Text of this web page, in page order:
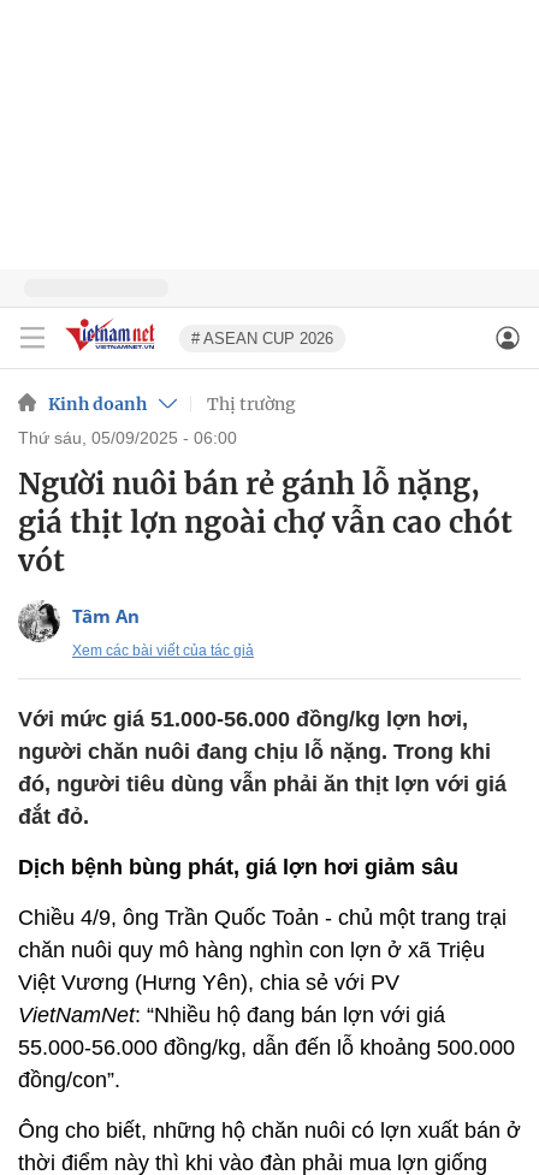
# ASEAN CUP 2026
Kinh doanh Thị trường
thứ sáu, 05/09/2025 - 06:00
Người nuôi bán rẻ gánh lỗ nặng,
giá thịt lợn ngoài chợ vẫn cao chót
vót
Tâm An
Xem các bài viết của tác giả
Với mức giá 51.000-56.000 đồng/kg lợn hơi,
người chăn nuôi đang chịu lỗ nặng. Trong khi
đó, người tiêu dùng vẫn phải ăn thịt lợn với giá
đắt đỏ.
Dịch bệnh bùng phát, giá lợn hơi giảm sâu
Chiều 4/9, ông Trần Quốc Toản - chủ một trang trại
chăn nuôi quy mô hàng nghìn con lợn ở xã Triệu
Việt Vương (Hưng Yên), chia sẻ với PV
VietNamNet: “Nhiều hộ đang bán lợn với giá
55.000-56.000 đồng/kg, dẫn đến lỗ khoảng 500.000
đồng/con”.
Ông cho biết, những hộ chăn nuôi có lợn xuất bán ở
thời điểm này thì khi vào đàn phải mua lợn giống